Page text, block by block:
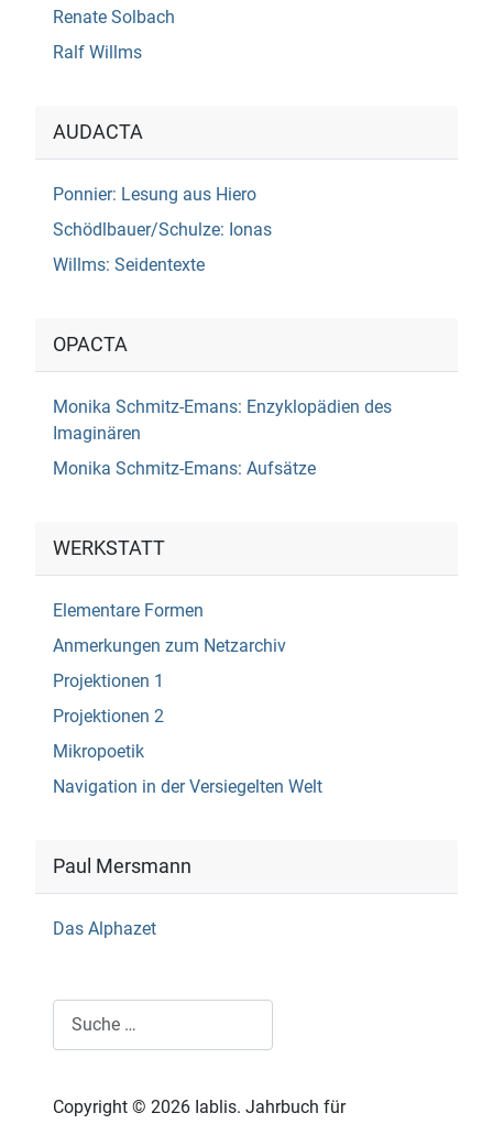
Renate Solbach
Ralf Willms
AUDACTA
Ponnier: Lesung aus Hiero
Schödlbauer/Schulze: Ionas
Willms: Seidentexte
OPACTA
Monika Schmitz-Emans: Enzyklopädien des
Imaginären
Monika Schmitz-Emans: Aufsätze
WERKSTATT
Elementare Formen
Anmerkungen zum Netzarchiv
Projektionen 1
Projektionen 2
Mikropoetik
Navigation in der Versiegelten Welt
Paul Mersmann
Das Alphazet
Copyright © 2026 Iablis. Jahrbuch für